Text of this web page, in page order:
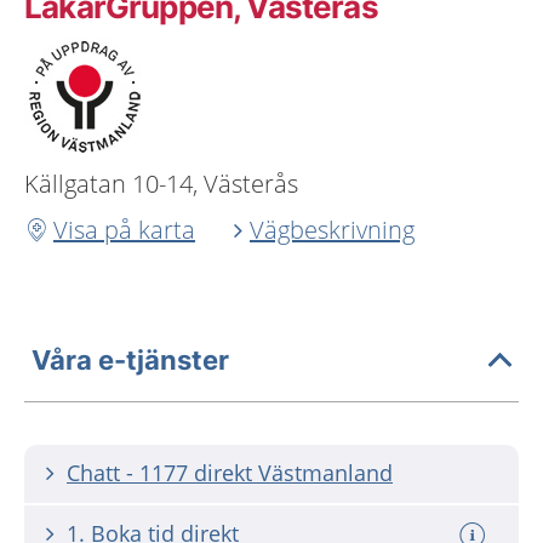
Källgatan 10-14, Västerås
Visa på karta
Vägbeskrivning
Våra e-tjänster
Chatt - 1177 direkt Västmanland
1. Boka tid direkt